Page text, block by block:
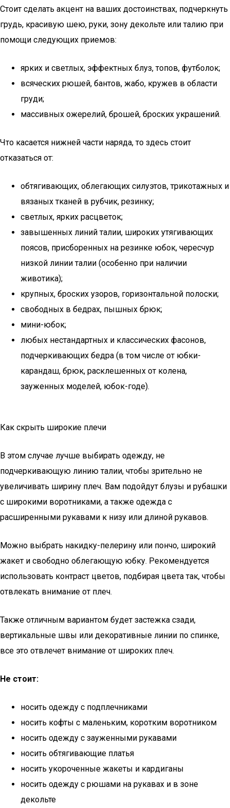
Стоит сделать акцент на ваших достоинствах, подчеркнуть
грудь, красивую шею, руки, зону декольте или талию при
помощи следующих приемов:
ярких и светлых, эффектных блуз, топов, футболок;
всяческих рюшей, бантов, жабо, кружев в области
груди;
массивных ожерелий, брошей, броских украшений.
Что касается нижней части наряда, то здесь стоит
отказаться от:
обтягивающих, облегающих силуэтов, трикотажных и
вязаных тканей в рубчик, резинку;
светлых, ярких расцветок;
завышенных линий талии, широких утягивающих
поясов, присборенных на резинке юбок, чересчур
низкой линии талии (особенно при наличии
животика);
крупных, броских узоров, горизонтальной полоски;
свободных в бедрах, пышных брюк;
мини-юбок;
любых нестандартных и классических фасонов,
подчеркивающих бедра (в том числе от юбки-
карандаш, брюк, расклешенных от колена,
зауженных моделей, юбок-годе).
Как скрыть широкие плечи
В этом случае лучше выбирать одежду, не
подчеркивающую линию талии, чтобы зрительно не
увеличивать ширину плеч. Вам подойдут блузы и рубашки
с широкими воротниками, а также одежда с
расширенными рукавами к низу или длиной рукавов.
Можно выбрать накидку-пелерину или пончо, широкий
жакет и свободно облегающую юбку. Рекомендуется
использовать контраст цветов, подбирая цвета так, чтобы
отвлекать внимание от плеч.
Также отличным вариантом будет застежка сзади,
вертикальные швы или декоративные линии по спинке,
все это отвлечет внимание от широких плеч.
Не стоит:
носить одежду с подплечниками
носить кофты с маленьким, коротким воротником
носить одежду с зауженными рукавами
носить обтягивающие платья
носить укороченные жакеты и кардиганы
носить одежду с рюшами на рукавах и в зоне
декольте